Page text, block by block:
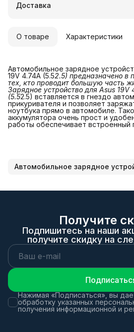
Удобный возврат
Доставка
О товаре Характеристики
Автомобильное зарядное
19V 4.74A (5.52.5) предназначено в
тех, кто проводит большую часть
Зарядное устройство для Asus 19V
(5.52.5) вставляется в гнездо
прикуривателя и позволяет
ноутбука прямо в автомобиле.
аккумулятора очень прост и
работы обеспечивает встроенный
Автомобильное зарядное
Получите
Подпишитесь на наши
получите скидку на
Нажимая «Подписаться», вы
обработку указанных
получения информационной и